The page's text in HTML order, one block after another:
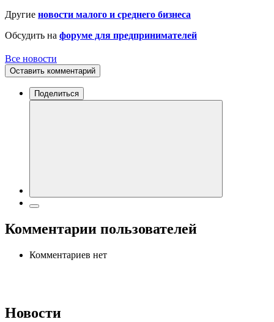
Другие новости малого и среднего бизнеса
Обсудить на форуме для предпринимателей
Все новости
Оставить комментарий
Поделиться
Комментарии пользователей
Комментариев нет
Новости